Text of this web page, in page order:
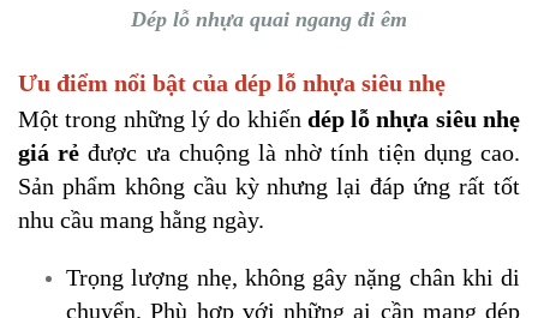
Dép lỗ nhựa quai ngang đi êm
Ưu điểm nổi bật của dép lỗ nhựa siêu nhẹ
Một trong những lý do khiến dép lỗ nhựa siêu nhẹ
giá rẻ được ưa chuộng là nhờ tính tiện dụng cao.
Sản phẩm không cầu kỳ nhưng lại đáp ứng rất tốt
nhu cầu mang hằng ngày.
Trọng lượng nhẹ, không gây nặng chân khi di
chuyển. Phù hợp với những ai cần mang dép